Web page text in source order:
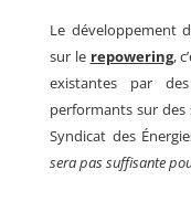
Le développement
sur le repowering,
existantes par
performants sur des
Syndicat des
sera pas suffisante